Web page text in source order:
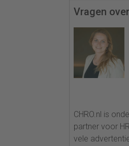
Vragen
CHRO.nl is
partner voor
vele